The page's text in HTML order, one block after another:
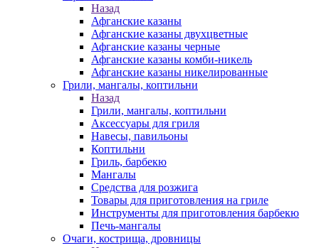
Назад
Афганские казаны
Афганские казаны двухцветные
Афганские казаны черные
Афганские казаны комби-никель
Афганские казаны никелированные
Грили, мангалы, коптильни
Назад
Грили, мангалы, коптильни
Аксессуары для гриля
Навесы, павильоны
Коптильни
Гриль, барбекю
Мангалы
Средства для розжига
Товары для приготовления на гриле
Инструменты для приготовления барбекю
Печь-мангалы
Очаги, кострища, дровницы